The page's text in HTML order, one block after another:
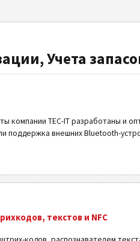
Учета
компании TEC-IT разработаны и
внешних Bluetooth-
текстов и NFC